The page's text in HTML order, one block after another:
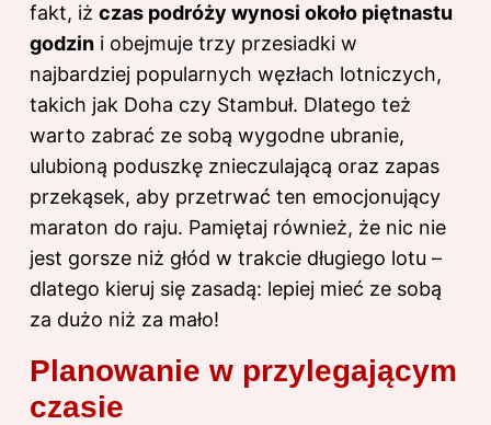
fakt, iż czas podróży wynosi około piętnastu
godzin i obejmuje trzy przesiadki w
najbardziej popularnych węzłach lotniczych,
takich jak Doha czy Stambuł. Dlatego też
warto zabrać ze sobą wygodne ubranie,
ulubioną poduszkę znieczulającą oraz zapas
przekąsek, aby przetrwać ten emocjonujący
maraton do raju. Pamiętaj również, że nic nie
jest gorsze niż głód w trakcie długiego lotu –
dlatego kieruj się zasadą: lepiej mieć ze sobą
za dużo niż za mało!
Planowanie w przylegającym
czasie